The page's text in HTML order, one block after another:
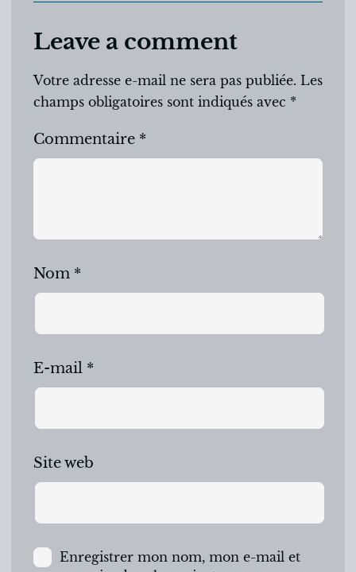
Leave a comment
Votre adresse e-mail ne sera pas publiée. Les
champs obligatoires sont indiqués avec *
Commentaire *
Nom *
E-mail *
Site web
Enregistrer mon nom, mon e-mail et